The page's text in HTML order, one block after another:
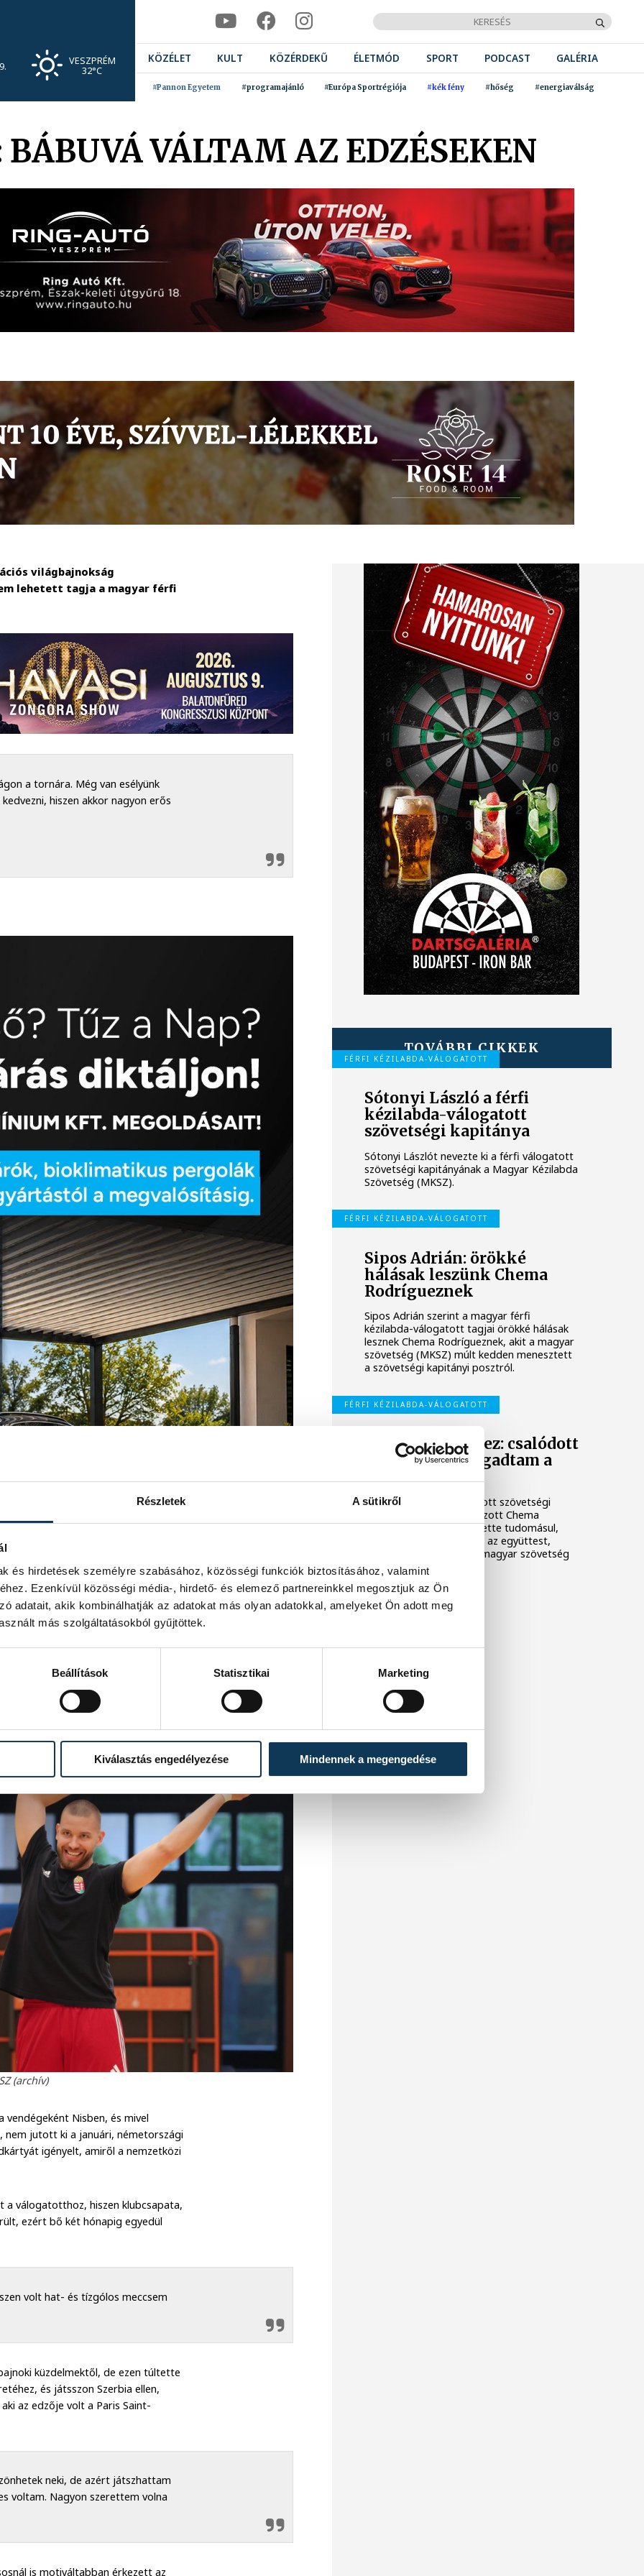
Részletek A sütikről
és hirdetések személyre szabásához, közösségi funkciók biztosításához, valamint
Ezenkívül közösségi média-, hirdető- és elemező partnereinkkel megosztjuk az Ön
adatait, akik kombinálhatják az adatokat más olyan adatokkal, amelyeket Ön adott meg
más szolgáltatásokból gyűjtöttek.
Beállítások Statisztikai Marketing
Kiválasztás engedélyezése Mindennek a megengedése
VESZPRÉM
32°C
KÖZÉLET KULT KÖZÉRDEKŰ ÉLETMÓD SPORT PODCAST GALÉRIA
#Pannon Egyetem #programajánló #Európa Sportrégiója #kék fény #hőség #energiaválság
VÁLTAM AZ EDZÉSEKEN
világbajnokság
lehetett tagja a magyar férfi
a tornára. Még van esélyünk
hiszen akkor nagyon erős
(archív)
Nisben, és mivel
nem jutott ki a januári, németországi
igényelt, amiről a nemzetközi
válogatotthoz, hiszen klubcsapata,
ezért bő két hónapig egyedül
volt hat- és tízgólos meccsem
küzdelmektől, de ezen túltette
és játsszon Szerbia ellen,
az edzője volt a Paris Saint-
neki, de azért játszhattam
voltam. Nagyon szerettem volna
is motiváltabban érkezett az
TOVÁBBI CIKKEK
FÉRFI KÉZILABDA-VÁLOGATOTT
Sótonyi László a férfi
kézilabda-válogatott
szövetségi kapitánya
Sótonyi Lászlót nevezte ki a férfi válogatott
szövetségi kapitányának a Magyar Kézilabda
Szövetség (MKSZ).
FÉRFI KÉZILABDA-VÁLOGATOTT
Sipos Adrián: örökké
hálásak leszünk Chema
Rodrígueznek
Sipos Adrián szerint a magyar férfi
kézilabda-válogatott tagjai örökké hálásak
lesznek Chema Rodrígueznek, akit a magyar
szövetség (MKSZ) múlt kedden menesztett
a szövetségi kapitányi posztról.
FÉRFI KÉZILABDA-VÁLOGATOTT
Chema Rodríguez: csalódott
vagyok, de elfogadtam a
döntést
A férfi kézilabda-válogatott szövetségi
kapitányi posztjáról távozott Chema
Rodríguez csalódottan vette tudomásul,
hogy már nem ő irányítja az együttest,
ugyanakkor elfogadta a magyar szövetség
döntését.